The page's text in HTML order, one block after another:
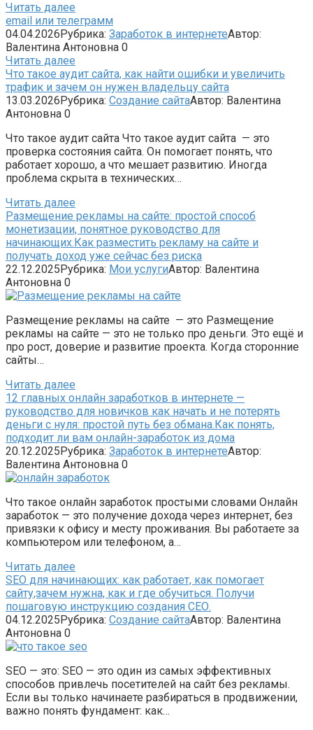
Читать далее
email или телеграмм
04.04.2026Рубрика: Заработок в интернетеАвтор:
Валентина Антоновна 0
Читать далее
Что такое аудит сайта, как найти ошибки и увеличить
трафик и зачем он нужен владельцу сайта
13.03.2026Рубрика: Создание сайтаАвтор: Валентина
Антоновна 0
Что такое аудит сайта Что такое аудит сайта — это
проверка состояния сайта. Он помогает понять, что
работает хорошо, а что мешает развитию. Иногда
проблема скрыта в технических…
Читать далее
Размещение рекламы на сайте: простой способ
монетизации, понятное руководство для
начинающих.Как разместить рекламу на сайте и
получать доход уже сейчас без риска
22.12.2025Рубрика: Мои услугиАвтор: Валентина
Антоновна 0
Размещение рекламы на сайте — это Размещение
рекламы на сайте — это не только про деньги. Это ещё и
про рост, доверие и развитие проекта. Когда сторонние
сайты…
Читать далее
12 главных онлайн заработков в интернете —
руководство для новичков как начать и не потерять
деньги с нуля: простой путь без обмана.Как понять,
подходит ли вам онлайн-заработок из дома
20.12.2025Рубрика: Заработок в интернетеАвтор:
Валентина Антоновна 0
Что такое онлайн заработок простыми словами Онлайн
заработок — это получение дохода через интернет, без
привязки к офису и месту проживания. Вы работаете за
компьютером или телефоном, а…
Читать далее
SEO для начинающих: как работает, как помогает
сайту,зачем нужна, как и где обучиться. Получи
пошаговую инструкцию создания СЕО.
04.12.2025Рубрика: Создание сайтаАвтор: Валентина
Антоновна 0
SEO — это: SEO — это один из самых эффективных
способов привлечь посетителей на сайт без рекламы.
Если вы только начинаете разбираться в продвижении,
важно понять фундамент: как…